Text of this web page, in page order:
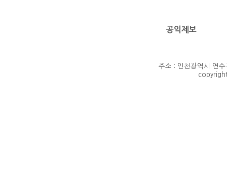
공익제보
주소 : 인천광역시 연